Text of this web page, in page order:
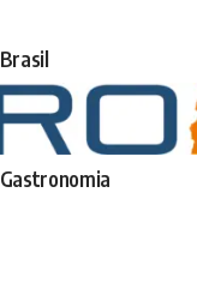
Brasil
Gastronomia